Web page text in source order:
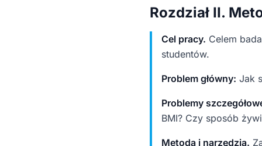
Rozdział II.
Cel pracy. Celem
studentów.
Problem główny: Jak
Problemy
BMI? Czy sposób
Metoda i narzędzia.